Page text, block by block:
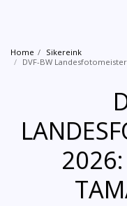
Home
Sikereink
DVF-BW